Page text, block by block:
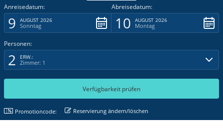
Anreisedatum:
9 AUGUST 2026
Sonntag
Abreisedatum:
10 AUGUST 2026
Montag
Personen:
2 ERW.:
Zimmer: 1
Promotioncode: Reservierung ändern/löschen